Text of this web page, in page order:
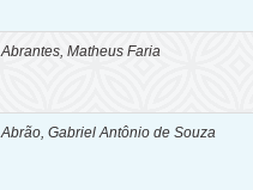
Abrantes, Matheus Faria
Abrão, Gabriel Antônio de Souza